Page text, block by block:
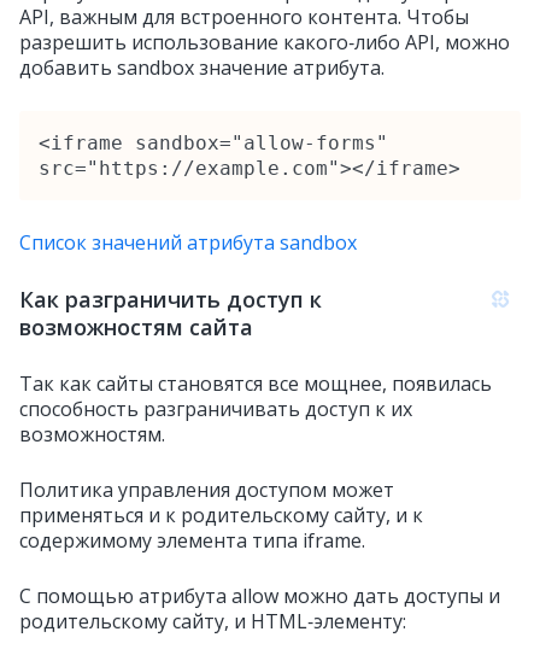
API, важным для встроенного контента. Чтобы
разрешить использование какого‑либо API, можно
добавить sandbox значение атрибута.
<iframe sandbox="allow‑forms"
src="https://example.com"></iframe>
Список значений атрибута sandbox
Как разграничить доступ к
возможностям сайта
Так как сайты становятся все мощнее, появилась
способность разграничивать доступ к их
возможностям.
Политика управления доступом может
применяться и к родительскому сайту, и к
содержимому элемента типа iframe.
С помощью атрибута allow можно дать доступы и
родительскому сайту, и HTML‑элементу: